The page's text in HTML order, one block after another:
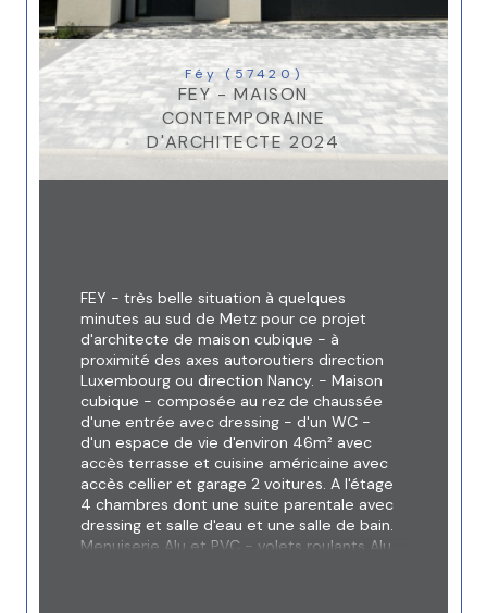
Féy (57420)
FEY - MAISON
CONTEMPORAINE
D'ARCHITECTE 2024
FEY - très belle situation à quelques
minutes au sud de Metz pour ce projet
d'architecte de maison cubique - à
proximité des axes autoroutiers direction
Luxembourg ou direction Nancy. - Maison
cubique - composée au rez de chaussée
d'une entrée avec dressing - d'un WC -
d'un espace de vie d'environ 46m² avec
accès terrasse et cuisine américaine avec
accès cellier et garage 2 voitures. A l'étage
4 chambres dont une suite parentale avec
dressing et salle d'eau et une salle de bain.
Menuiserie Alu et PVC - volets roulants Alu